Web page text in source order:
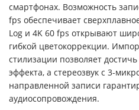
смартфонах. Возможность
fps обеспечивает
Log и 4K 60 fps открывают
гибкой цветокоррекции.
стилизации позволяет
эффекта, а стереозвук с 3-
направленной записи
аудиосопровождения.